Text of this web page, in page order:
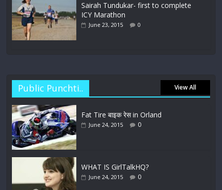
Sairah Tundukar- first to complete
ICY Marathon
June 23, 2015 0
Public Punchti.. View All
Fat Tire बाइक रेस in Orland
June 24, 2015 0
WHAT IS GirlTalkHQ?
June 24, 2015 0